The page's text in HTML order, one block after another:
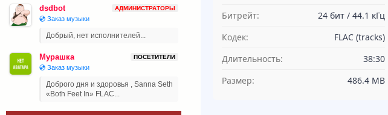
Битрейт:
24 бит / 44.1 кГц
Кодек:
FLAC (tracks)
Длительность:
38:30
Размер:
486.4 MB
dsdbot АДМИНИСТРАТОРЫ
💿 Заказ музыки
Добрый, нет исполнителей...
Мурашка ПОСЕТИТЕЛИ
💿 Заказ музыки
Доброго дня и здоровья , Sanna Seth
«Both Feet In» FLAC...